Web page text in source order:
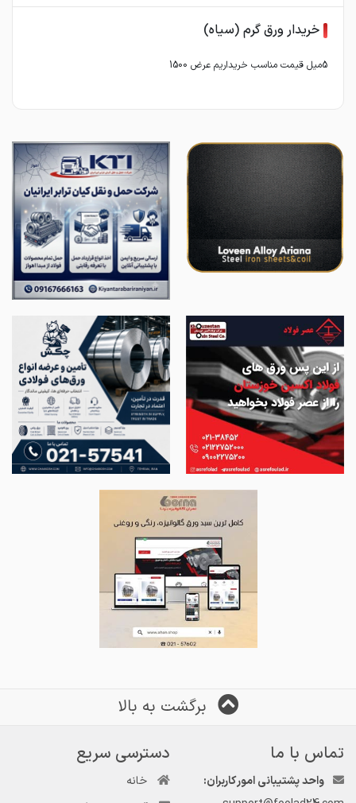
خریدار ورق گرم (سیاه)
5میل قیمت مناسب خریداریم عرض 1500
برگشت به بالا
تماس با ما
واحد پشتیبانی امور کاربران:
دسترسی سریع
خانه